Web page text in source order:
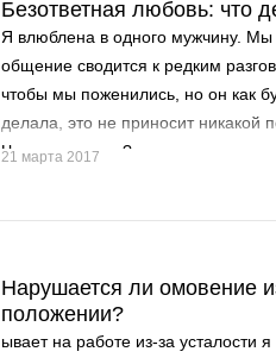
Безответная любовь: что
Я влюблена в одного мужчину.
общение сводится к редким
чтобы мы поженились, но он как
делала, это не приносит никакой
Что мне делать?
21 марта 2017
Нарушается ли омовение
положении?
ывает на работе из-за усталости